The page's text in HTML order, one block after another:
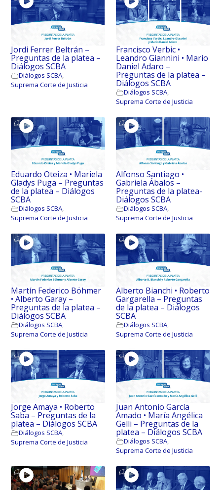
Jordi Ferrer Beltrán –
Preguntas de la platea –
Diálogos SCBA
Diálogos SCBA,
Suprema Corte de Justicia
Francisco Verbic •
Leandro Giannini • Mario
Daniel Adaro –
Preguntas de la platea –
Diálogos SCBA
Diálogos SCBA,
Suprema Corte de Justicia
Eduardo Oteiza • Mariela
Gladys Puga – Preguntas
de la platea – Diálogos
SCBA
Diálogos SCBA,
Suprema Corte de Justicia
Alfonso Santiago •
Gabriela Ábalos –
Preguntas de la platea-
Diálogos SCBA
Diálogos SCBA,
Suprema Corte de Justicia
Martín Federico Böhmer
• Alberto Garay –
Preguntas de la platea –
Diálogos SCBA
Diálogos SCBA,
Suprema Corte de Justicia
Alberto Bianchi • Roberto
Gargarella – Preguntas
de la platea – Diálogos
SCBA
Diálogos SCBA,
Suprema Corte de Justicia
Jorge Amaya • Roberto
Saba – Preguntas de la
platea – Diálogos SCBA
Diálogos SCBA,
Suprema Corte de Justicia
Juan Antonio García
Amado • María Angélica
Gelli – Preguntas de la
platea – Diálogos SCBA
Diálogos SCBA,
Suprema Corte de Justicia